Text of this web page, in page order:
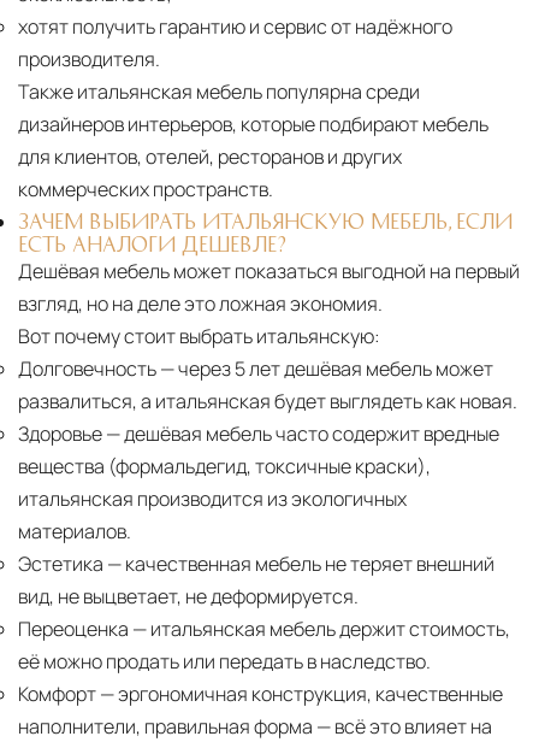
хотят получить гарантию и сервис от надёжного
производителя.
Также итальянская мебель популярна среди
дизайнеров интерьеров, которые подбирают мебель
для клиентов, отелей, ресторанов и других
коммерческих пространств.
ЗАЧЕМ ВЫБИРАТЬ ИТАЛЬЯНСКУЮ МЕБЕЛЬ, ЕСЛИ
ЕСТЬ АНАЛОГИ ДЕШЕВЛЕ?
Дешёвая мебель может показаться выгодной на первый
взгляд, но на деле это ложная экономия.
Вот почему стоит выбрать итальянскую:
Долговечность— через 5 лет дешёвая мебель может
развалиться, а итальянская будет выглядеть как новая.
Здоровье— дешёвая мебель часто содержит вредные
вещества (формальдегид, токсичные краски),
итальянская производится из экологичных
материалов.
Эстетика — качественная мебель не теряет внешний
вид, не выцветает, не деформируется.
Переоценка — итальянская мебель держит стоимость,
её можно продать или передать в наследство.
Комфорт— эргономичная конструкция, качественные
наполнители, правильная форма — всё это влияет на